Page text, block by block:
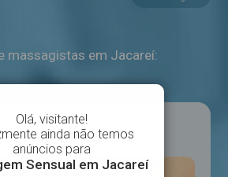
massagistas em Jacareí: